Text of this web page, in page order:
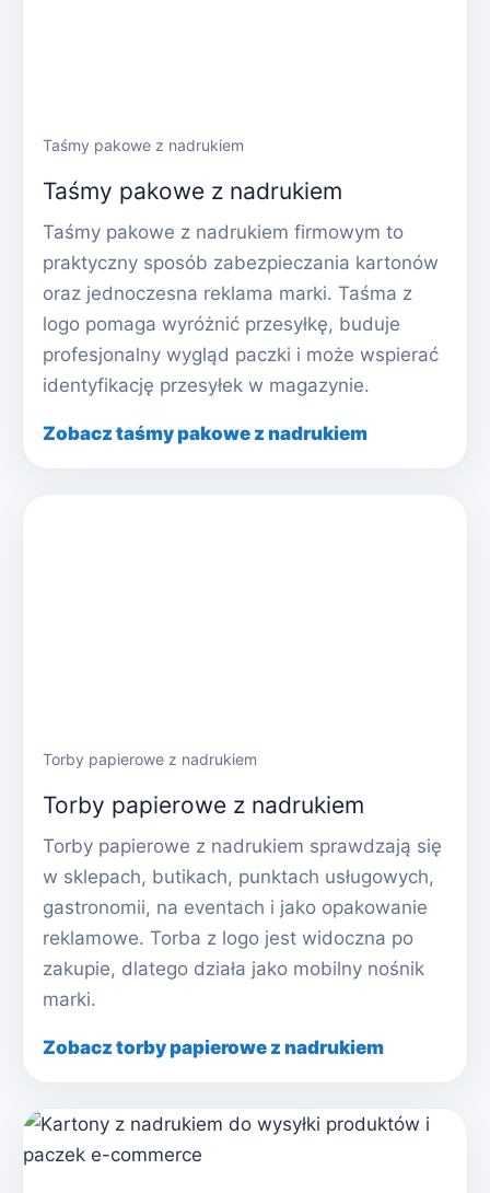
Taśmy pakowe z nadrukiem
Taśmy pakowe z nadrukiem
Taśmy pakowe z nadrukiem firmowym to
praktyczny sposób zabezpieczania kartonów
oraz jednoczesna reklama marki. Taśma z
logo pomaga wyróżnić przesyłkę, buduje
profesjonalny wygląd paczki i może wspierać
identyfikację przesyłek w magazynie.
Zobacz taśmy pakowe z nadrukiem
Torby papierowe z nadrukiem
Torby papierowe z nadrukiem
Torby papierowe z nadrukiem sprawdzają się
w sklepach, butikach, punktach usługowych,
gastronomii, na eventach i jako opakowanie
reklamowe. Torba z logo jest widoczna po
zakupie, dlatego działa jako mobilny nośnik
marki.
Zobacz torby papierowe z nadrukiem